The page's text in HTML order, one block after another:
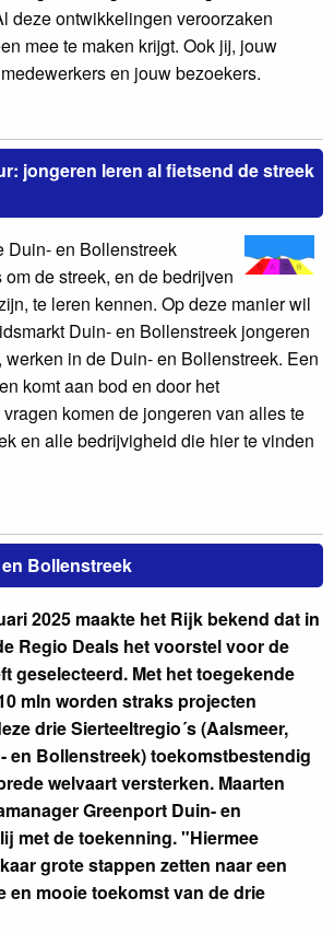
deze ontwikkelingen veroorzaken
mee te maken krijgt. Ook jij, jouw
en jouw bezoekers.
jongeren leren al fietsend de streek
Duin- en Bollenstreek
de streek, en de bedrijven
te leren kennen. Op deze manier wil
Duin- en Bollenstreek jongeren
werken in de Duin- en Bollenstreek. Een
komt aan bod en door het
komen de jongeren van alles te
en alle bedrijvigheid die hier te vinden
Bollenstreek
2025 maakte het Rijk bekend dat in
Regio Deals het voorstel voor de
geselecteerd. Met het toegekende
mln worden straks projecten
drie Sierteeltregio´s (Aalsmeer,
en Bollenstreek) toekomstbestendig
welvaart versterken. Maarten
Greenport Duin- en
met de toekenning. "Hiermee
grote stappen zetten naar een
en mooie toekomst van de drie